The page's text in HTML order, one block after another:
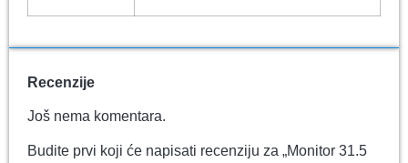
Recenzije
Još nema komentara.
Budite prvi koji će napisati recenziju za „Monitor 31.5